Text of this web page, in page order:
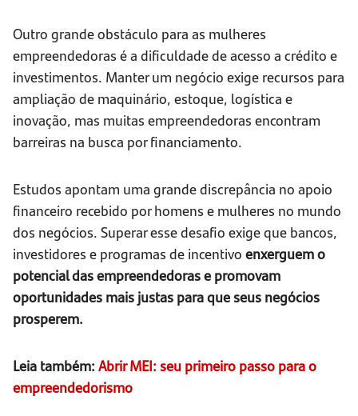
Outro grande obstáculo para as mulheres
empreendedoras é a dificuldade de acesso a crédito e
investimentos. Manter um negócio exige recursos para
ampliação de maquinário, estoque, logística e
inovação, mas muitas empreendedoras encontram
barreiras na busca por financiamento.
Estudos apontam uma grande discrepância no apoio
financeiro recebido por homens e mulheres no mundo
dos negócios. Superar esse desafio exige que bancos,
investidores e programas de incentivo enxerguem o
potencial das empreendedoras e promovam
oportunidades mais justas para que seus negócios
prosperem.
Leia também: Abrir MEI: seu primeiro passo para o
empreendedorismo